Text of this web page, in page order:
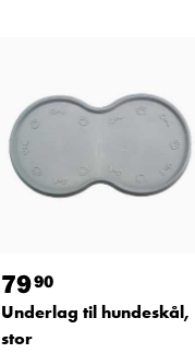
7990
Underlag til hundeskål,
stor